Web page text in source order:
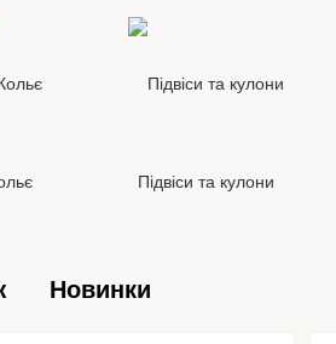
Підвіси та кулони
Новинки